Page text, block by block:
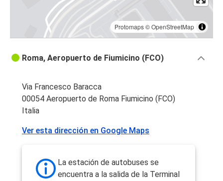
Protomaps©OpenStreetMap
Roma, Aeropuerto de Fiumicino (FCO)
Via Francesco Baracca
00054 Aeropuerto de Roma Fiumicino (FCO)
Italia
Ver esta dirección en Google Maps
La estación de autobuses se
encuentra a la salida de la Terminal